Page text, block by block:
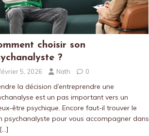
choisir son
?
5, 2026 Nath 0
la décision d’entreprendre une
est un pas important vers un
être psychique. Encore faut-il trouver le
psychanalyste pour vous accompagner dans
[…]